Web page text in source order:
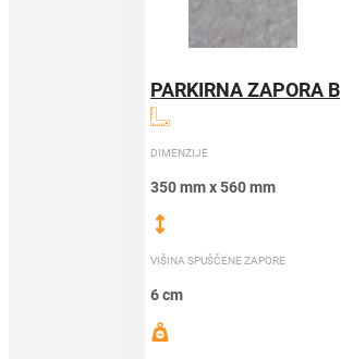
PARKIRNA ZAPORA B
DIMENZIJE
350 mm x 560 mm
VIŠINA SPUŠČENE ZAPORE
6 cm